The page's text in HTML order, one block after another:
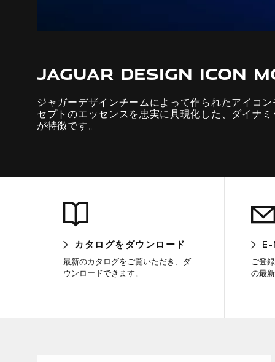
JAGUAR DESIGN ICON
ジャガーデザインチームによって作られたアイコ
セプトのエッセンスを忠実に具現化した、ダイナ
が特徴です。
カタログをダウンロード
最新のカタログをご覧いただき、ダ
ウンロードできます。
E-
ご登
の最